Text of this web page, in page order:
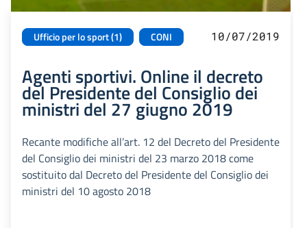
Ufficio per lo sport (1) CONI 10/07/2019
Agenti sportivi. Online il decreto
del Presidente del Consiglio dei
ministri del 27 giugno 2019
Recante modifiche all’art. 12 del Decreto del Presidente
del Consiglio dei ministri del 23 marzo 2018 come
sostituito dal Decreto del Presidente del Consiglio dei
ministri del 10 agosto 2018